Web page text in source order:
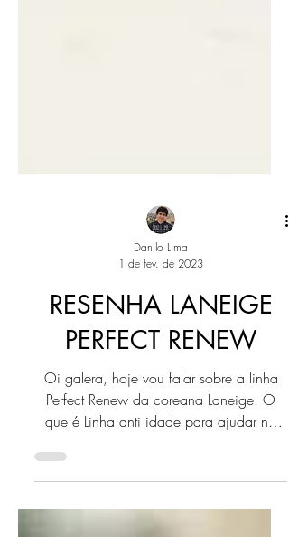
1 de fev. de 2023
RESENHA LANEIGE
PERFECT RENEW
Oi galera, hoje vou falar sobre a linha
Perfect Renew da coreana Laneige. O
que é Linha anti idade para ajudar na